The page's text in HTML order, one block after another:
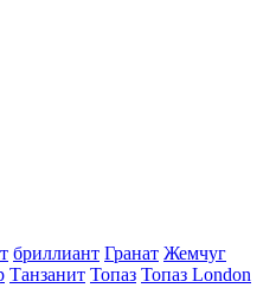
бриллиант Гранат Жемчуг
Танзанит Топаз Топаз London